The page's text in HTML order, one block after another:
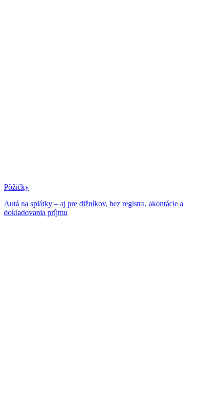
Pôžičky
Autá na splátky – aj pre dlžníkov, bez registra, akontácie a
dokladovania príjmu